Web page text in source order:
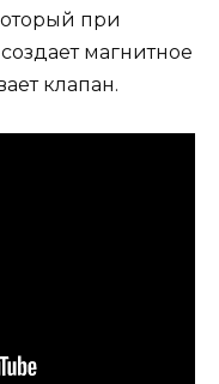
при
магнитное
клапан.